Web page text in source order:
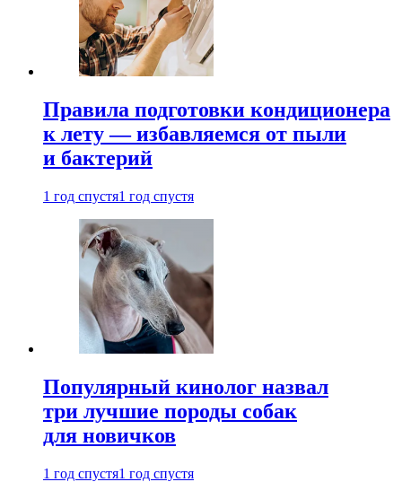
Правила подготовки кондиционера
к лету — избавляемся от пыли
и бактерий
1 год спустя1 год спустя
Популярный кинолог назвал
три лучшие породы собак
для новичков
1 год спустя1 год спустя